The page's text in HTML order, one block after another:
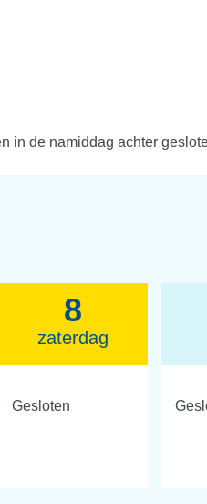
in de namiddag achter
8
zaterdag
Gesloten